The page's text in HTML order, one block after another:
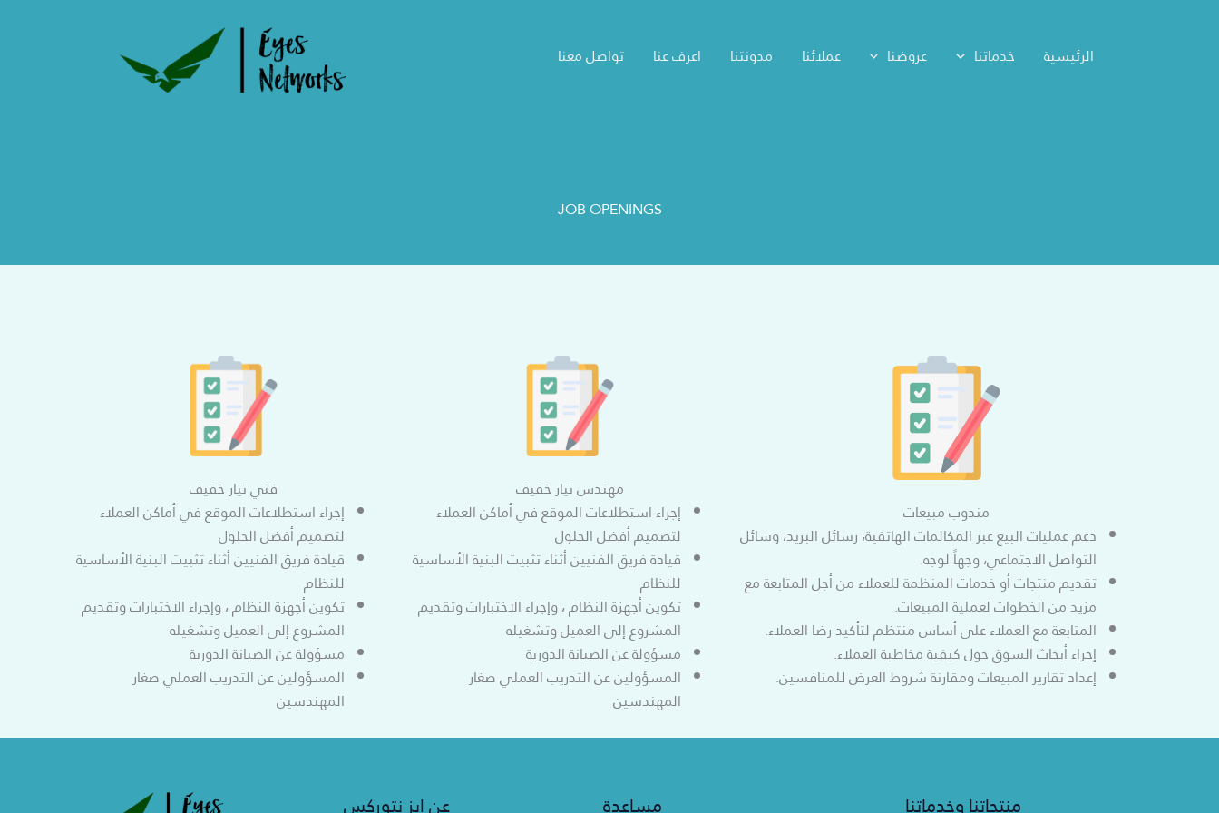
الرئيسية خدماتنا عروضنا عملائنا مدونتنا اعرف عنا تواصل معنا
JOB OPENINGS
مندوب مبيعات
دعم عمليات البيع عبر المكالمات الهاتفية، رسائل البريد، وسائل
التواصل الاجتماعي، وجهاً لوجه.
تقديم منتجات أو خدمات المنظمة للعملاء من أجل المتابعة مع
مزيد من الخطوات لعملية المبيعات.
المتابعة مع العملاء على أساس منتظم لتأكيد رضا العملاء.
إجراء أبحاث السوق حول كيفية مخاطبة العملاء.
إعداد تقارير المبيعات ومقارنة شروط العرض للمنافسين.
مهندس تيار خفيف
إجراء استطلاعات الموقع في أماكن العملاء
لتصميم أفضل الحلول
قيادة فريق الفنيين أثناء تثبيت البنية الأساسية
للنظام
تكوين أجهزة النظام ، وإجراء الاختبارات وتقديم
المشروع إلى العميل وتشغيله
مسؤولة عن الصيانة الدورية
المسؤولين عن التدريب العملي صغار
المهندسين
فني تيار خفيف
إجراء استطلاعات الموقع في أماكن العملاء
لتصميم أفضل الحلول
قيادة فريق الفنيين أثناء تثبيت البنية الأساسية
للنظام
تكوين أجهزة النظام ، وإجراء الاختبارات وتقديم
المشروع إلى العميل وتشغيله
مسؤولة عن الصيانة الدورية
المسؤولين عن التدريب العملي صغار
المهندسين
منتجاتنا وخدماتنا مساعدة عن ايز نتوركس